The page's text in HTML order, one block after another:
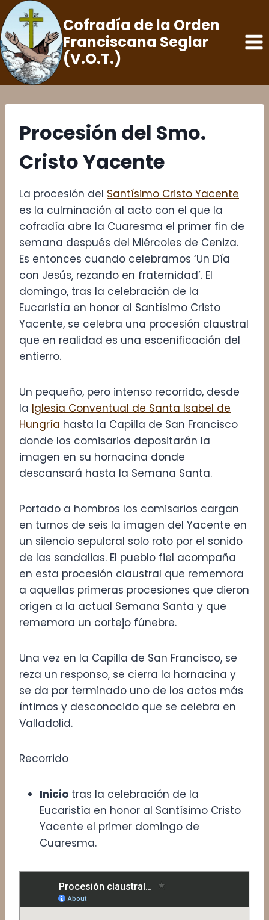
Saltar
al
contenido
Cofradía de la Orden
Franciscana Seglar
(V.O.T.)
Procesión del Smo.
Cristo Yacente
La procesión del Santísimo Cristo Yacente
es la culminación al acto con el que la
cofradía abre la Cuaresma el primer fin de
semana después del Miércoles de Ceniza.
Es entonces cuando celebramos ‘Un Día
con Jesús, rezando en fraternidad’. El
domingo, tras la celebración de la
Eucaristía en honor al Santísimo Cristo
Yacente, se celebra una procesión claustral
que en realidad es una escenificación del
entierro.
Un pequeño, pero intenso recorrido, desde
la Iglesia Conventual de Santa Isabel de
Hungría hasta la Capilla de San Francisco
donde los comisarios depositarán la
imagen en su hornacina donde
descansará hasta la Semana Santa.
Portado a hombros los comisarios cargan
en turnos de seis la imagen del Yacente en
un silencio sepulcral solo roto por el sonido
de las sandalias. El pueblo fiel acompaña
en esta procesión claustral que rememora
a aquellas primeras procesiones que dieron
origen a la actual Semana Santa y que
rememora un cortejo fúnebre.
Una vez en la Capilla de San Francisco, se
reza un responso, se cierra la hornacina y
se da por terminado uno de los actos más
íntimos y desconocido que se celebra en
Valladolid.
Recorrido
Inicio tras la celebración de la
Eucaristía en honor al Santísimo Cristo
Yacente el primer domingo de
Cuaresma.